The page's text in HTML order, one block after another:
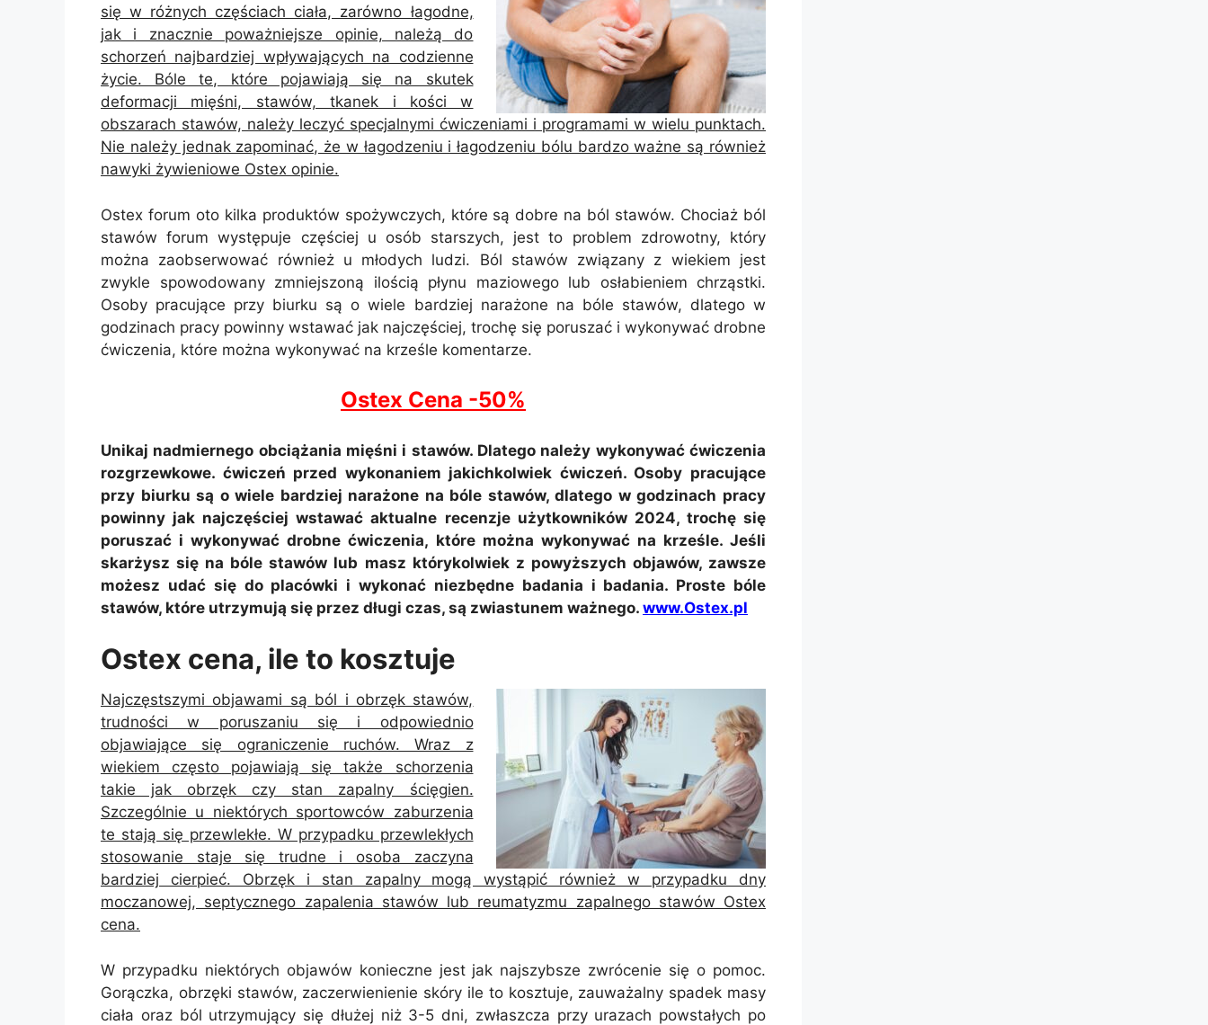
się w różnych częściach ciała, zarówno łagodne,
jak i znacznie poważniejsze opinie, należą do
schorzeń najbardziej wpływających na codzienne
życie. Bóle te, które pojawiają się na skutek
deformacji mięśni, stawów, tkanek i kości w
obszarach stawów, należy leczyć specjalnymi ćwiczeniami i programami w wielu punktach.
Nie należy jednak zapominać, że w łagodzeniu i łagodzeniu bólu bardzo ważne są również
nawyki żywieniowe Ostex opinie.
Ostex forum oto kilka produktów spożywczych, które są dobre na ból stawów. Chociaż ból
stawów forum występuje częściej u osób starszych, jest to problem zdrowotny, który
można zaobserwować również u młodych ludzi. Ból stawów związany z wiekiem jest
zwykle spowodowany zmniejszoną ilością płynu maziowego lub osłabieniem chrząstki.
Osoby pracujące przy biurku są o wiele bardziej narażone na bóle stawów, dlatego w
godzinach pracy powinny wstawać jak najczęściej, trochę się poruszać i wykonywać drobne
ćwiczenia, które można wykonywać na krześle komentarze.
Ostex Cena -50%
Unikaj nadmiernego obciążania mięśni i stawów. Dlatego należy wykonywać ćwiczenia
rozgrzewkowe. ćwiczeń przed wykonaniem jakichkolwiek ćwiczeń. Osoby pracujące
przy biurku są o wiele bardziej narażone na bóle stawów, dlatego w godzinach pracy
powinny jak najczęściej wstawać aktualne recenzje użytkowników 2024, trochę się
poruszać i wykonywać drobne ćwiczenia, które można wykonywać na krześle. Jeśli
skarżysz się na bóle stawów lub masz którykolwiek z powyższych objawów, zawsze
możesz udać się do placówki i wykonać niezbędne badania i badania. Proste bóle
stawów, które utrzymują się przez długi czas, są zwiastunem ważnego. www.Ostex.pl
Ostex cena, ile to kosztuje
Najczęstszymi objawami są ból i obrzęk stawów,
trudności w poruszaniu się i odpowiednio
objawiające się ograniczenie ruchów. Wraz z
wiekiem często pojawiają się także schorzenia
takie jak obrzęk czy stan zapalny ścięgien.
Szczególnie u niektórych sportowców zaburzenia
te stają się przewlekłe. W przypadku przewlekłych
stosowanie staje się trudne i osoba zaczyna
bardziej cierpieć. Obrzęk i stan zapalny mogą wystąpić również w przypadku dny
moczanowej, septycznego zapalenia stawów lub reumatyzmu zapalnego stawów Ostex
cena.
W przypadku niektórych objawów konieczne jest jak najszybsze zwrócenie się o pomoc.
Gorączka, obrzęki stawów, zaczerwienienie skóry ile to kosztuje, zauważalny spadek masy
ciała oraz ból utrzymujący się dłużej niż 3-5 dni, zwłaszcza przy urazach powstałych po